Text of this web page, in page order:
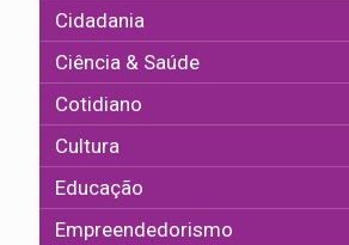
Cidadania
Ciência & Saúde
Cotidiano
Cultura
Educação
Empreendedorismo